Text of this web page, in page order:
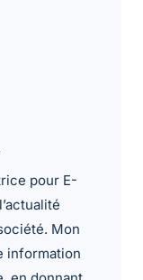
pour E-
Mon
information